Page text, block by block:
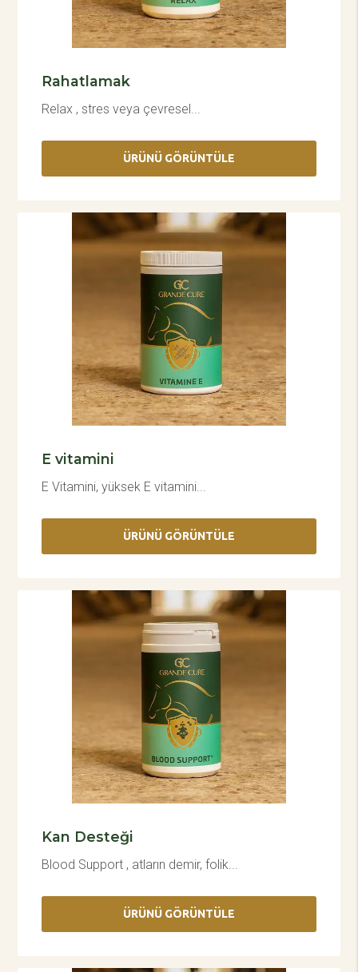
Rahatlamak
Relax , stres veya çevresel...
ÜRÜNÜ GÖRÜNTÜLE
E vitamini
E Vitamini, yüksek E vitamini...
ÜRÜNÜ GÖRÜNTÜLE
Kan Desteği
Blood Support , atların demir, folik...
ÜRÜNÜ GÖRÜNTÜLE